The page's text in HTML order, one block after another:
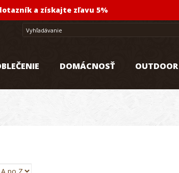
a získajte zľavu 5%
DOMÁCNOSŤ OUTDOOR